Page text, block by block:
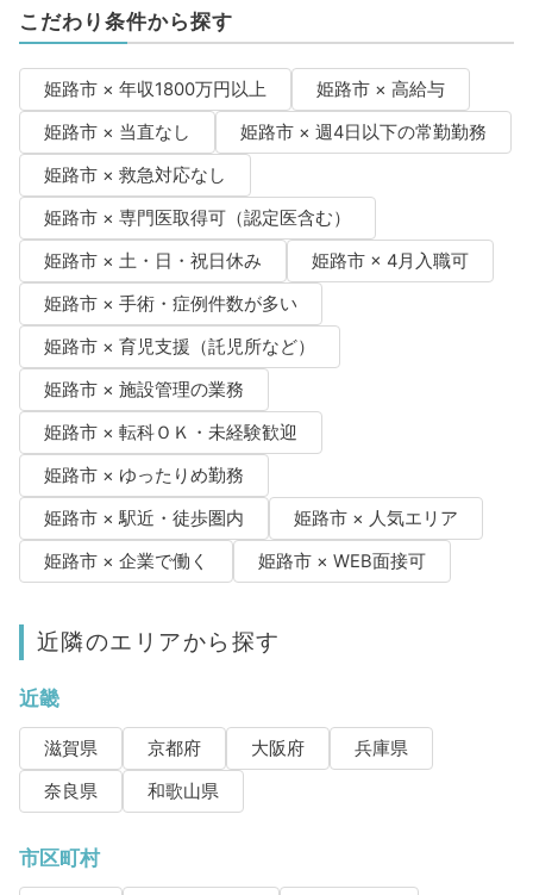
こだわり条件から探す
姫路市 × 年収1800万円以上
姫路市 × 高給与
姫路市 × 当直なし
姫路市 × 週4日以下の常勤勤務
姫路市 × 救急対応なし
姫路市 × 専門医取得可（認定医含む）
姫路市 × 土・日・祝日休み
姫路市 × 4月入職可
姫路市 × 手術・症例件数が多い
姫路市 × 育児支援（託児所など）
姫路市 × 施設管理の業務
姫路市 × 転科ＯＫ・未経験歓迎
姫路市 × ゆったりめ勤務
姫路市 × 駅近・徒歩圏内
姫路市 × 人気エリア
姫路市 × 企業で働く
姫路市 × WEB面接可
近隣のエリアから探す
近畿
滋賀県 京都府 大阪府
兵庫県
奈良県
和歌山県
市区町村